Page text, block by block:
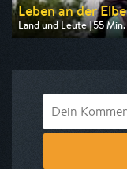
Leben an der Elbe
Land und Leute | 55 Min.
Ausgestrahlt von arte